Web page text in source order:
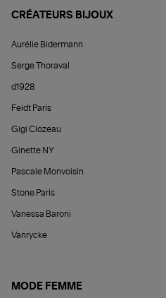
CRÉATEURS BIJOUX
Aurélie Bidermann
Serge Thoraval
d1928
Feidt Paris
Gigi Clozeau
Ginette NY
Pascale Monvoisin
Stone Paris
Vanessa Baroni
Vanrycke
MODE FEMME